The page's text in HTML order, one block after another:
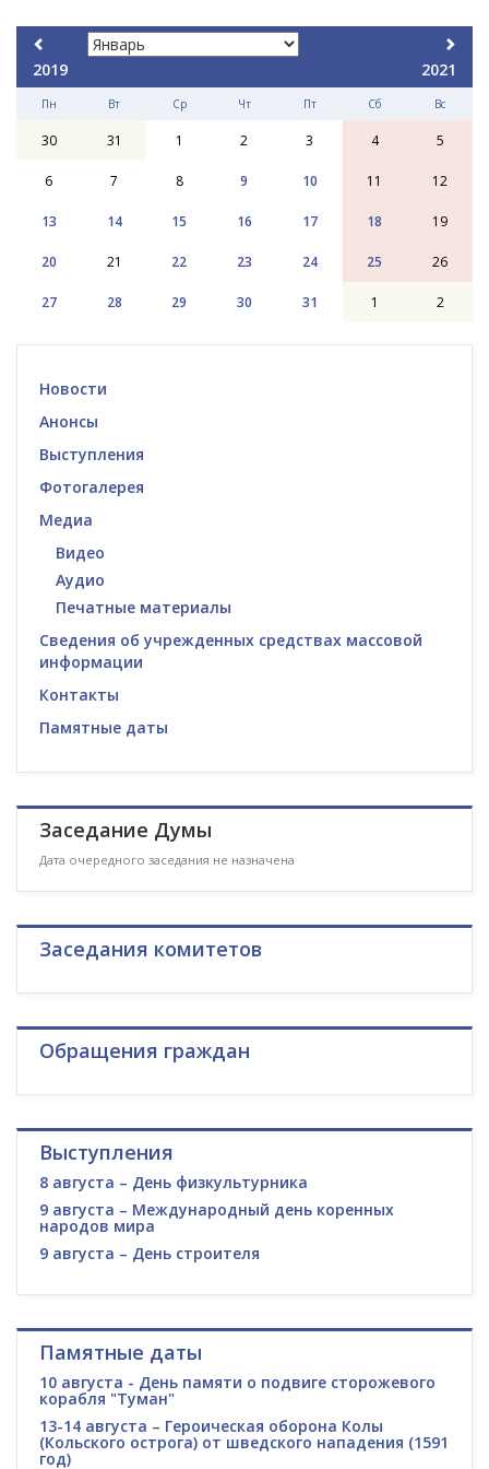
2019 2021
Пн Вт Ср Чт Пт Сб Вс
30 31 1 2 3 4 5
6 7 8 9 10 11 12
13 14 15 16 17 18 19
20 21 22 23 24 25 26
27 28 29 30 31 1 2
Новости
Анонсы
Выступления
Фотогалерея
Медиа
Видео
Аудио
Печатные материалы
Сведения об учрежденных средствах массовой
информации
Контакты
Памятные даты
Заседание Думы
Дата очередного заседания не назначена
Заседания комитетов
Обращения граждан
Выступления
8 августа – День физкультурника
9 августа – Международный день коренных
народов мира
9 августа – День строителя
Памятные даты
10 августа - День памяти о подвиге сторожевого
корабля "Туман"
13-14 августа – Героическая оборона Колы
(Кольского острога) от шведского нападения (1591
год)